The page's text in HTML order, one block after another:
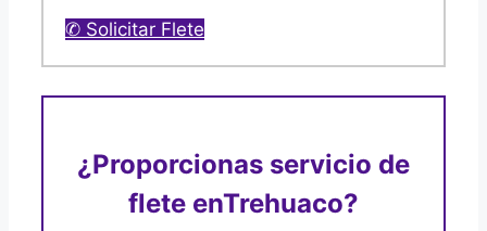
✆ Solicitar Flete
¿Proporcionas servicio de
flete enTrehuaco?